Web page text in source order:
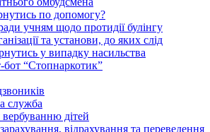
по допомогу?
учням щодо протидії булінгу
та установи, до яких слід
у випадку насильства
бот “Стопнаркотик”
служба
дітей
відрахування та переведення